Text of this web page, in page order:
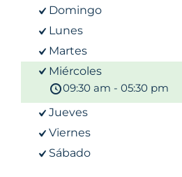
Domingo
Lunes
Martes
Miércoles
09:30 am - 05:30 pm
Jueves
Viernes
Sábado